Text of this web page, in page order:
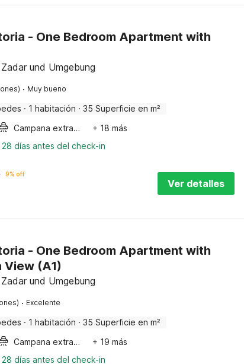
- One Bedroom Apartment with
und Umgebung
· Muy bueno
· 1 habitación · 35 Superficie en m²
Campana extractora
+ 18 más
días antes del check-in
9% off
Ver detalles
- One Bedroom Apartment with
View (A1)
und Umgebung
· Excelente
· 1 habitación · 35 Superficie en m²
Campana extractora
+ 19 más
días antes del check-in